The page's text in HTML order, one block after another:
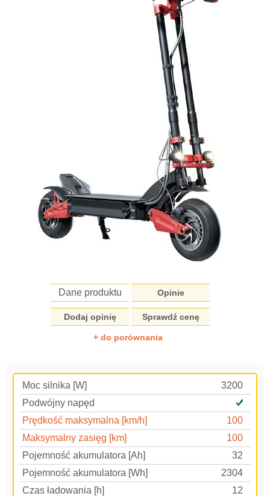
Dane produktu Opinie
Dodaj opinię Sprawdź cenę
+ do porównania
Moc silnika [W]
3200
Podwójny napęd
Prędkość maksymalna [km/h]
100
Maksymalny zasięg [km]
100
Pojemność akumulatora [Ah]
32
Pojemność akumulatora [Wh]
2304
Czas ładowania [h]
12